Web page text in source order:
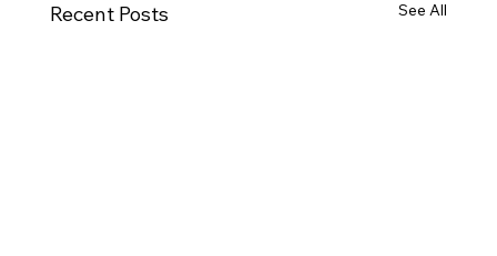
Recent Posts See All